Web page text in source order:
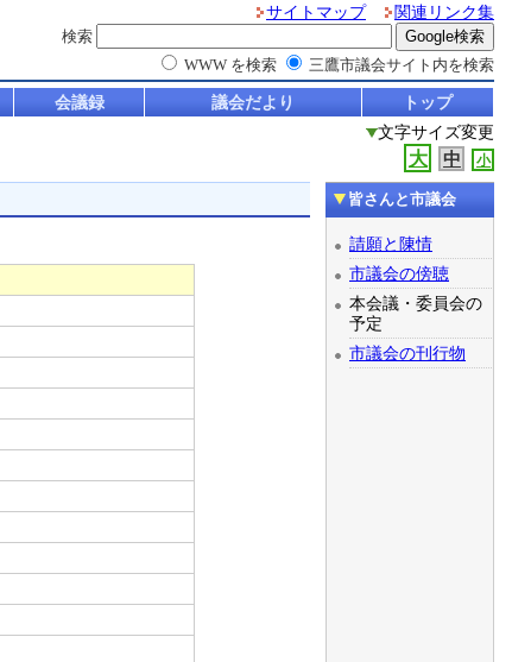
サイトマップ
関連リンク集
検索
WWW を検索
三鷹市議会サイト内を検索
会議録 議会だより
トップ
文字サイズ変更
大 中 小
皆さんと市議会
請願と陳情
市議会の傍聴
本会議・委員会の
予定
市議会の刊行物